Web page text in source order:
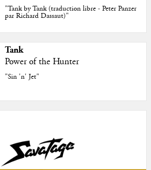
"Tank by Tank (traduction libre - Peter Panzer
par Richard Dassaut)"
Tank
Power of the Hunter
"Sin 'n' Jet"